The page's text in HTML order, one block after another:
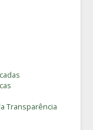
Transparência